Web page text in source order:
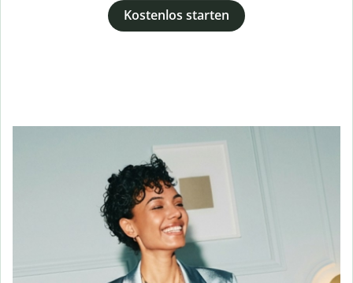
Kostenlos starten